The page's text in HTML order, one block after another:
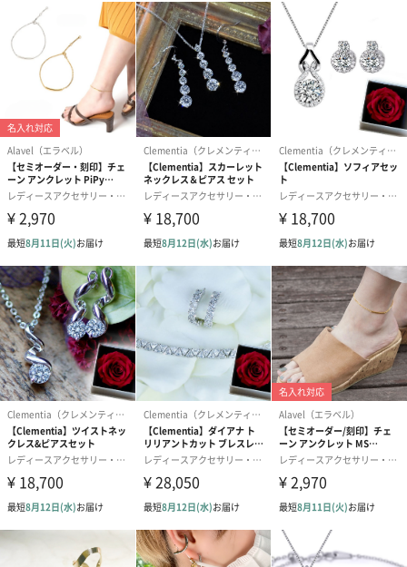
商品詳細情報
金属材質
ピューター
本体サイズ
幅34mm・高さ27mm
重さ/内容量
パッケージ外
装
ZIP袋
パッケージ外
装サイズ
幅50mm・高さ85mm
ジ全体重量
製造国
日本
注意事項
こちらの商品は職人によってハンドメイドで作られて
おります。そのため、ひとつひとつの塗や表情が微妙
に異なる繊細な作りとなっております。
また、着用後の返品は承りかねますので、ご了承くだ
さい。
商品オプション情報
お届けボックスオプション
配送用のダンボールを装飾いたします。お相手のご住所に直接お